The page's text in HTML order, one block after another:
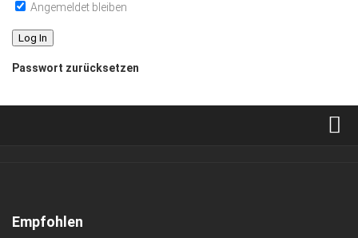
Angemeldet bleiben
Passwort zurücksetzen
Kontakt, Impressum
Empfohlen